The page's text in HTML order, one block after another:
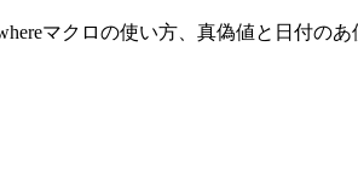
マクロの使い方、真偽値と日付のあ